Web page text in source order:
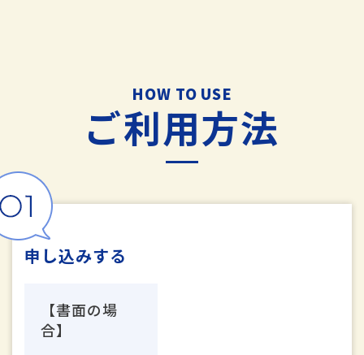
HOW TO USE
ご利用方法
申し込みする
【書面の場
合】